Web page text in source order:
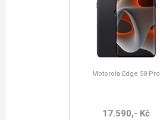
Motorola Edge 50 Pro
17.590,- Kč